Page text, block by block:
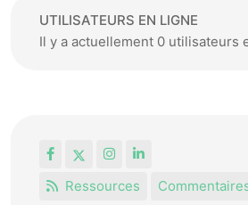
UTILISATEURS EN LIGNE
Il y a actuellement 0 utilisateurs
FacebookInstagram
LinkedIn
Ressources